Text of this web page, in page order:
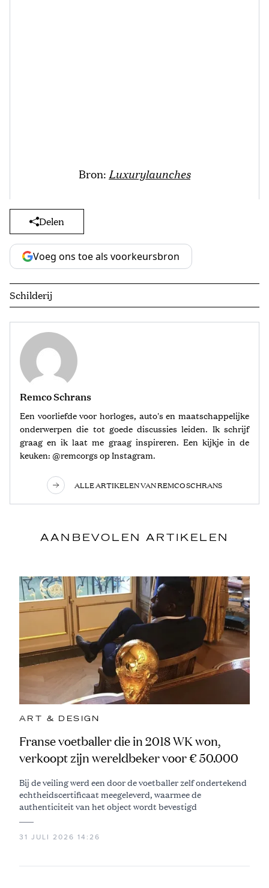
Bron: Luxurylaunches
Delen
Voeg ons toe als voorkeursbron
Schilderij
Remco Schrans
Een voorliefde voor horloges, auto's en maatschappelijke
onderwerpen die tot goede discussies leiden. Ik schrijf
graag en ik laat me graag inspireren. Een kijkje in de
keuken: @remcorgs op Instagram.
ALLE ARTIKELEN VAN REMCO SCHRANS
AANBEVOLEN ARTIKELEN
ART & DESIGN
Franse voetballer die in 2018 WK won,
verkoopt zijn wereldbeker voor € 50.000
Bij de veiling werd een door de voetballer zelf ondertekend
echtheidscertificaat meegeleverd, waarmee de
authenticiteit van het object wordt bevestigd
31 JULI 2026 14:26